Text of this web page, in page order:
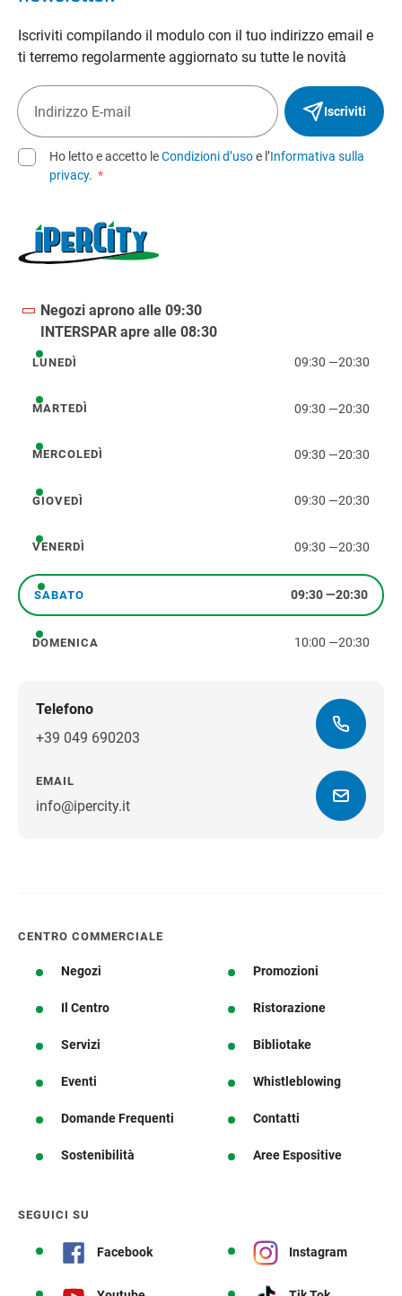
Iscriviti compilando il modulo con il tuo indirizzo email e
ti terremo regolarmente aggiornato su tutte le novità
Iscriviti
Ho letto e accetto leCondizioni d’usoe l’Informativa sulla
privacy. *
Negozi aprono alle 09:30
INTERSPAR apre alle 08:30
lunedì
LUNEDÌ 09:30 —20:30
martedì
MARTEDÌ 09:30 —20:30
mercoledì
MERCOLEDÌ 09:30 —20:30
giovedì
GIOVEDÌ 09:30 —20:30
venerdì
VENERDÌ 09:30 —20:30
sabato
SABATO 09:30—20:30
domenica
DOMENICA 10:00 —20:30
Telefono
+39 049 690203
EMAIL
info@ipercity.it
CENTRO COMMERCIALE
Negozi Promozioni
Il Centro Ristorazione
Servizi Bibliotake
Eventi Whistleblowing
Domande Frequenti Contatti
Sostenibilità Aree Espositive
SEGUICI SU
Facebook Instagram